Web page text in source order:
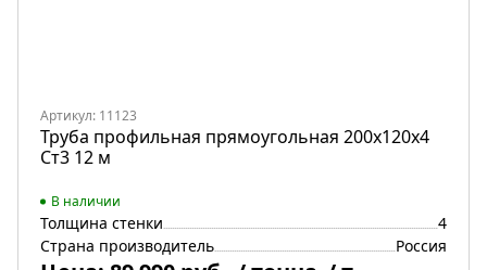
Артикул: 11123
Труба профильная прямоугольная 200х120х4
Ст3 12 м
В наличии
Толщина стенки
4
Страна производитель
Россия